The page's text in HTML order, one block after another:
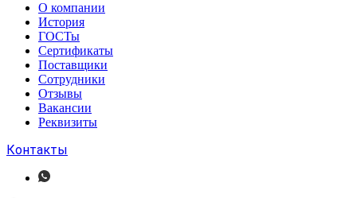
О компании
История
ГОСТы
Сертификаты
Поставщики
Сотрудники
Отзывы
Вакансии
Реквизиты
Контакты